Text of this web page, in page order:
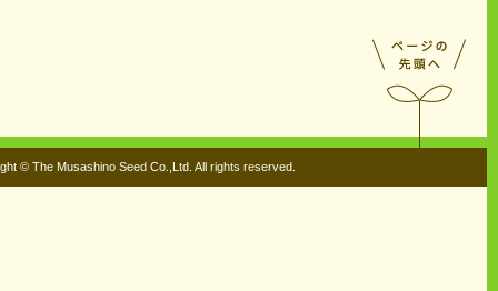
© The Musashino Seed Co.,Ltd. All rights reserved.